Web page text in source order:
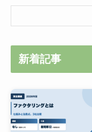
新着記事